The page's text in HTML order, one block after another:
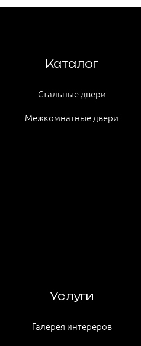
Каталог
Стальные двери
Межкомнатные двери
Услуги
Галерея интереров